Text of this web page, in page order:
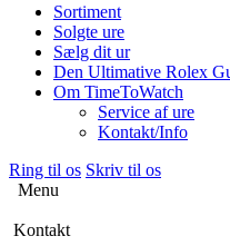
Sortiment
Solgte ure
Sælg dit ur
Den Ultimative Rolex
Om TimeToWatch
Service af ure
Kontakt/Info
Ring til os Skriv til os
Menu
Kontakt